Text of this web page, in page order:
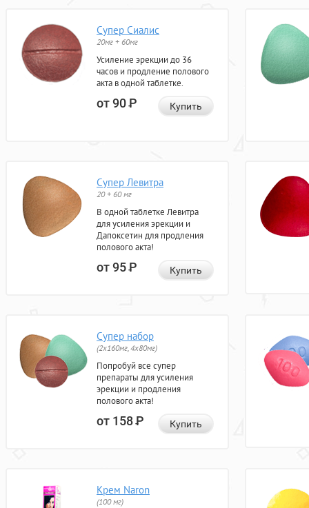
Супер Сиалис
20мг + 60мг
Усиление эрекции до 36
часов и продление полового
акта в одной таблетке.
от 90Р Купить
Супер Левитра
20 + 60 мг
В одной таблетке Левитра
для усиления эрекции и
Дапоксетин для продления
полового акта!
от 95Р Купить
Супер набор
(2х160мг, 4х80мг)
Попробуй все супер
препараты для усиления
эрекции и продления
полового акта!
от 158Р Купить
Крем Naron
(100 мг)